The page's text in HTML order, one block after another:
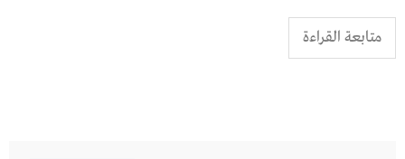
متابعة القراءة